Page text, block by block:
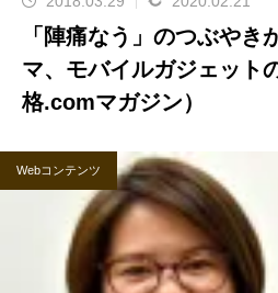
「陣痛なう」のつぶやき
マ、モバイルガジェット
格.comマガジン）
Webコンテンツ